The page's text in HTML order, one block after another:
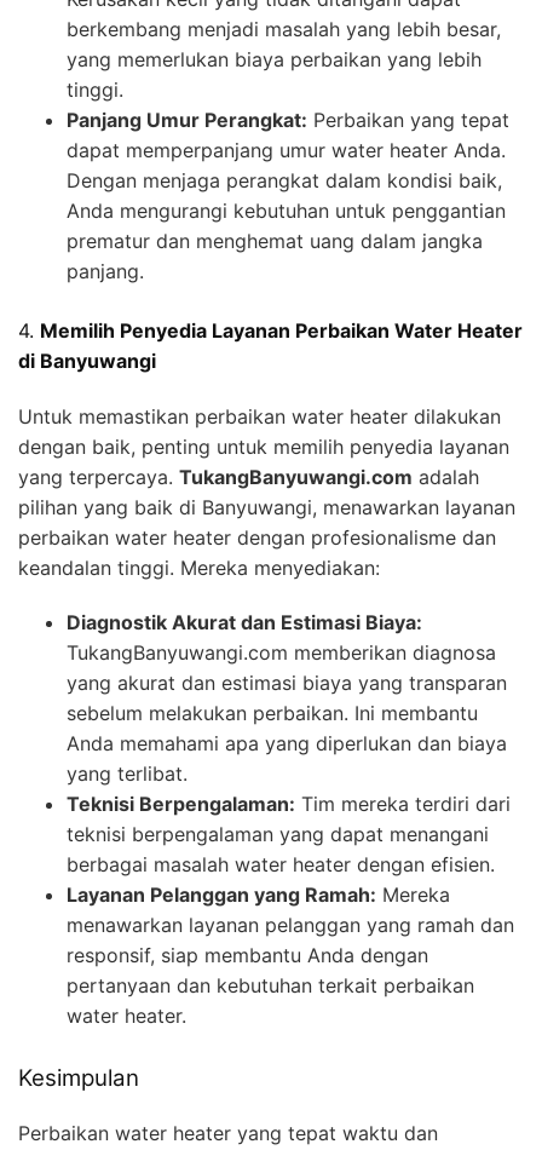
berkembang menjadi masalah yang lebih besar,
yang memerlukan biaya perbaikan yang lebih
tinggi.
Panjang Umur Perangkat: Perbaikan yang tepat
dapat memperpanjang umur water heater Anda.
Dengan menjaga perangkat dalam kondisi baik,
Anda mengurangi kebutuhan untuk penggantian
prematur dan menghemat uang dalam jangka
panjang.
4. Memilih Penyedia Layanan Perbaikan Water Heater
di Banyuwangi
Untuk memastikan perbaikan water heater dilakukan
dengan baik, penting untuk memilih penyedia layanan
yang terpercaya. TukangBanyuwangi.com adalah
pilihan yang baik di Banyuwangi, menawarkan layanan
perbaikan water heater dengan profesionalisme dan
keandalan tinggi. Mereka menyediakan:
Diagnostik Akurat dan Estimasi Biaya:
TukangBanyuwangi.com memberikan diagnosa
yang akurat dan estimasi biaya yang transparan
sebelum melakukan perbaikan. Ini membantu
Anda memahami apa yang diperlukan dan biaya
yang terlibat.
Teknisi Berpengalaman: Tim mereka terdiri dari
teknisi berpengalaman yang dapat menangani
berbagai masalah water heater dengan efisien.
Layanan Pelanggan yang Ramah: Mereka
menawarkan layanan pelanggan yang ramah dan
responsif, siap membantu Anda dengan
pertanyaan dan kebutuhan terkait perbaikan
water heater.
Kesimpulan
Perbaikan water heater yang tepat waktu dan